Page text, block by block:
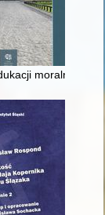
odmoralnej